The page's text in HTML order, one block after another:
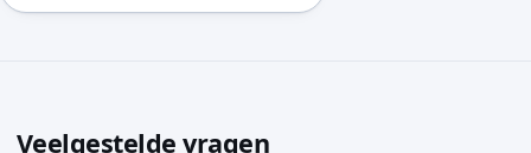
Veelgestelde vragen